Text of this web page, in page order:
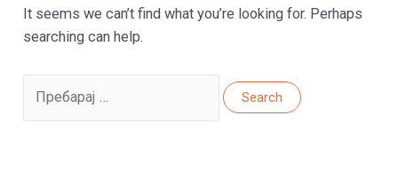
It seems we can’t find what you’re looking for. Perhaps
searching can help.